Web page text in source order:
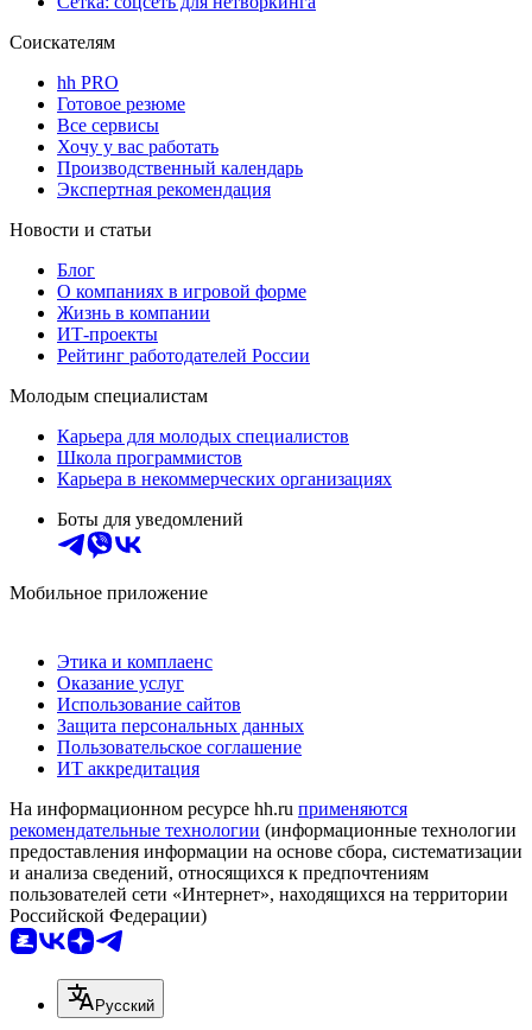
Соискателям
hh PRO
Готовое резюме
Все сервисы
Хочу у вас работать
Производственный календарь
Экспертная рекомендация
Новости и статьи
Блог
О компаниях в игровой форме
Жизнь в компании
ИТ-проекты
Рейтинг работодателей России
Молодым специалистам
Карьера для молодых специалистов
Школа программистов
Карьера в некоммерческих организациях
Боты для уведомлений
Мобильное приложение
Этика и комплаенс
Оказание услуг
Использование сайтов
Защита персональных данных
Пользовательское соглашение
ИТ аккредитация
На информационном ресурсе hh.ru применяются
рекомендательные технологии (информационные технологии
предоставления информации на основе сбора, систематизации
и анализа сведений, относящихся к предпочтениям
пользователей сети «Интернет», находящихся на территории
Российской Федерации)
Русский